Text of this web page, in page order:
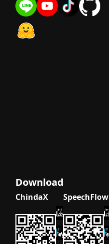
Download
ChindaX SpeechFlow